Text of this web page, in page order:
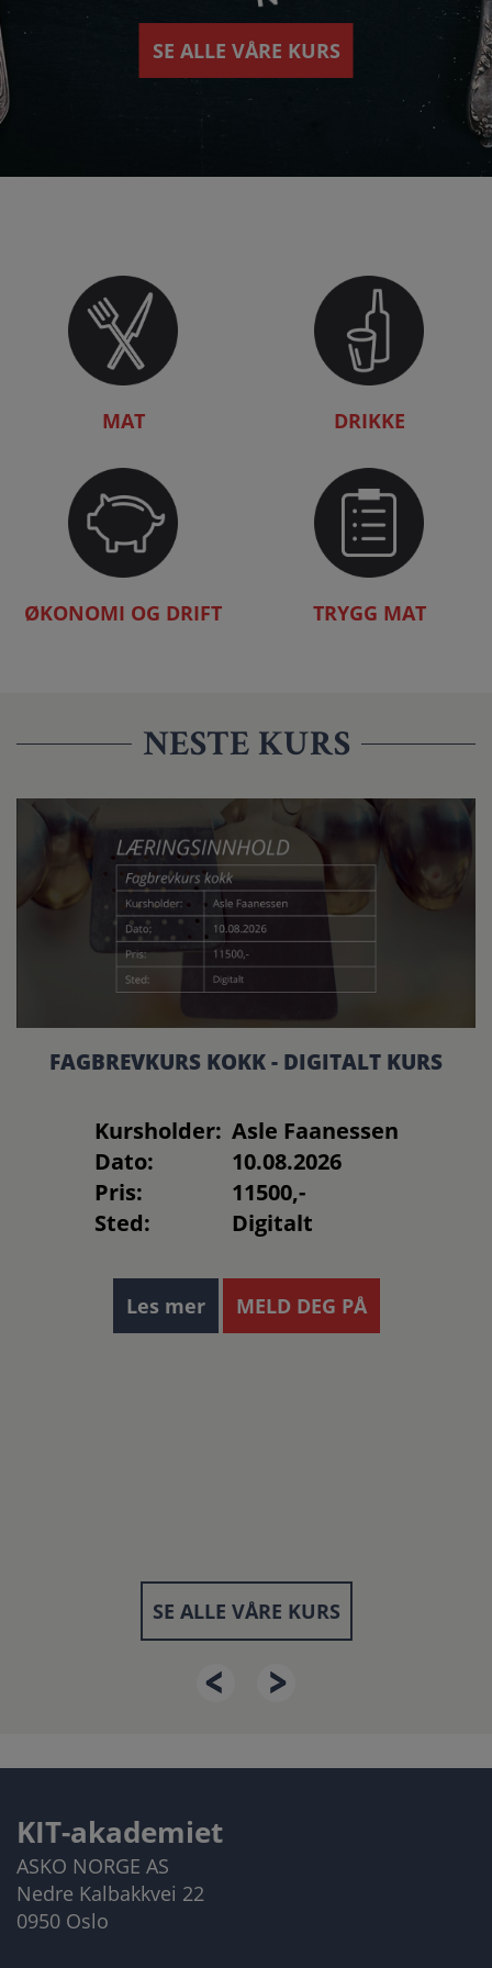
SE ALLE VÅRE KURS
MAT DRIKKE
ØKONOMI OG DRIFT TRYGG MAT
NESTE KURS
FAGBREVKURS KOKK - DIGITALT KURS
Kursholder: Asle Faanessen
Dato:
10.08.2026
Pris:
11500,-
Sted:
Digitalt
Les mer MELD DEG PÅ
SE ALLE VÅRE KURS
KIT-akademiet
ASKO NORGE AS
Nedre Kalbakkvei 22
0950 Oslo